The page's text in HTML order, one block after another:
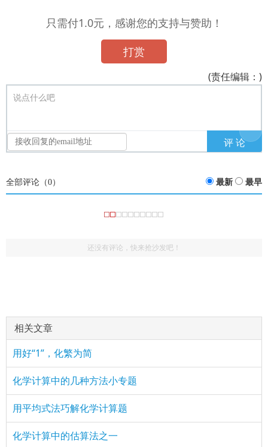
只需付1.0元，感谢您的支持与赞助！
打赏
(责任编辑：)
说点什么吧
全部评论（0） 最新 最早
还没有评论，快来抢沙发吧！
相关文章
用好“1”，化繁为简
化学计算中的几种方法小专题
用平均式法巧解化学计算题
化学计算中的估算法之一